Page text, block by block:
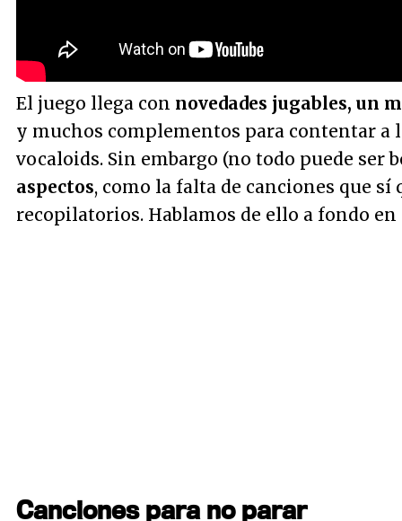
El juego llega con novedades jugables, un
y muchos complementos para contentar a
vocaloids. Sin embargo (no todo puede ser
aspectos, como la falta de canciones que sí
recopilatorios. Hablamos de ello a fondo
Canciones para no parar